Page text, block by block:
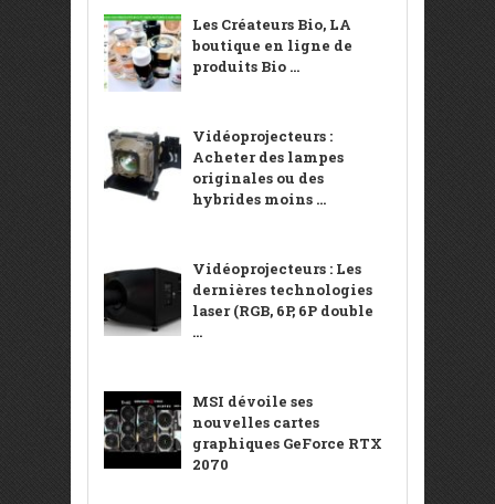
Les Créateurs Bio, LA
boutique en ligne de
produits Bio ...
Vidéoprojecteurs :
Acheter des lampes
originales ou des
hybrides moins ...
Vidéoprojecteurs : Les
dernières technologies
laser (RGB, 6P, 6P double
...
MSI dévoile ses
nouvelles cartes
graphiques GeForce RTX
2070